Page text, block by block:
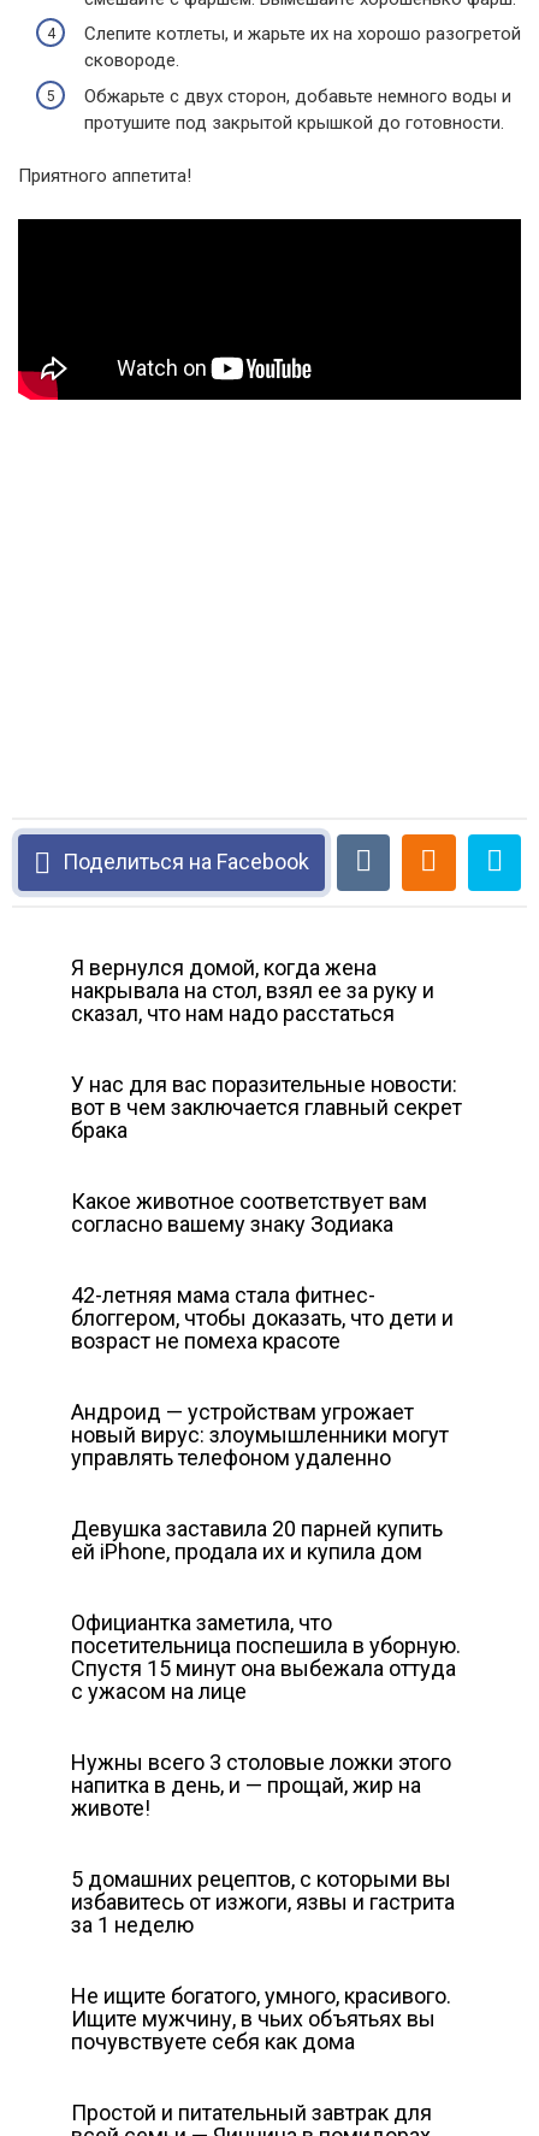
Слепите котлеты, и жарьте их на хорошо разогретой
сковороде.
Обжарьте с двух сторон, добавьте немного воды и
протушите под закрытой крышкой до готовности.
Приятного аппетита!
Поделиться на Facebook
Я вернулся домой, когда жена
накрывала на стол, взял ее за руку и
сказал, что нам надо расстаться
У нас для вас поразительные новости:
вот в чем заключается главный секрет
брака
Какое животное соответствует вам
согласно вашему знаку Зодиака
42-летняя мама стала фитнес-
блоггером, чтобы доказать, что дети и
возраст не помеха красоте
Андроид — устройствам угрожает
новый вирус: злоумышленники могут
управлять телефоном удаленно
Девушка заставила 20 парней купить
ей iPhone, продала их и купила дом
Официантка заметила, что
посетительница поспешила в уборную.
Спустя 15 минут она выбежала оттуда
с ужaсом на лице
Нужны всего 3 столовые ложки этого
напитка в день, и — прощай, жир на
животе!
5 домашних рецептов, с которыми вы
избавитесь от изжоги, язвы и гастрита
за 1 неделю
Не ищите богатого, умного, красивого.
Ищите мужчину, в чьих объятьях вы
почувствуете себя как дома
Простой и питательный завтрак для